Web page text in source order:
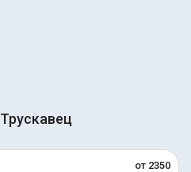
Трускавец
от 2350